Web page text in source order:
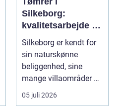
Silkeborg:
kvalitetsarbejde til
overkommelige
priser
Silkeborg er kendt for
sin naturskønne
beliggenhed, sine
mange villaområder og
en bland...
05 juli 2026